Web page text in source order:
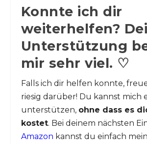
Konnte ich dir
weiterhelfen?
Unterstützung
mir sehr viel. ♡
Falls ich dir helfen konnte,
riesig darüber! Du kannst mich
unterstützen, ohne dass es
kostet. Bei deinem nächsten
Amazon kannst du einfach